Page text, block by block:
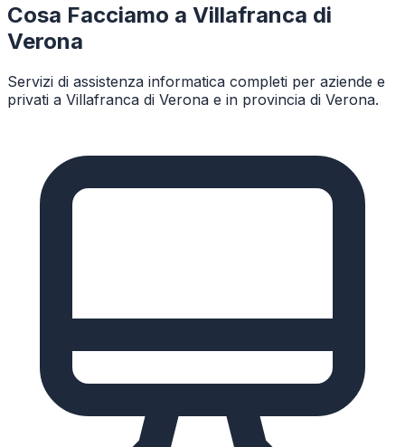
Cosa Facciamo a Villafranca di
Verona
Servizi di assistenza informatica completi per aziende e
privati a Villafranca di Verona e in provincia di Verona.